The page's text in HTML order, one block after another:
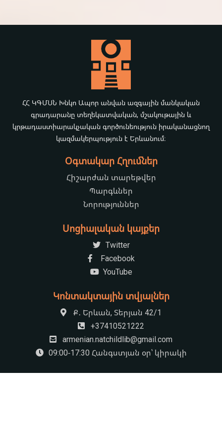
ՀՀ ԿԳՄՍՆ Խնկո Ապոր անվան ազգային մանկական
գրադարանը տեղեկատվական, մշակութային և
կրթադաստիարակչական գործունեություն իրականացնող
կազմակերպություն է Երևանում։
Օգտակար Հղումներ
Հիշարժան տարեթվեր
Պարգևներ
Նորություններ
Սոցիալական կայքեր
Twitter
Facebook
YouTube
Կոնտակտային տվյալներ
Ք․ Երևան, Տերյան 42/1
+37410521222
armenian.natchildlib@gmail.com
09:00-17:30 Հանգստյան օր՝ կիրակի